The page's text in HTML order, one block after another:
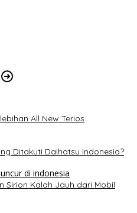
All New Terios
Ditakuti Daihatsu Indonesia?
Sirion Kalah Jauh dari Mobil